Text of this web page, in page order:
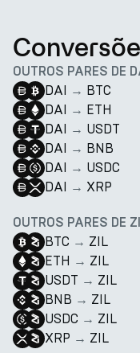
OUTROS PARES DE
DAI → BTC
DAI → ETH
DAI → USDT
DAI → BNB
DAI → USDC
DAI → XRP
OUTROS PARES DE
BTC → ZIL
ETH → ZIL
USDT → ZIL
BNB → ZIL
USDC → ZIL
XRP → ZIL